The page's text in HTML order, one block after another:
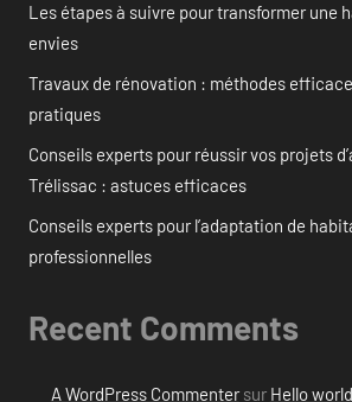
Les étapes à suivre pour transformer une
envies
Travaux de rénovation : méthodes
pratiques
Conseils experts pour réussir vos projets
Trélissac : astuces efficaces
Conseils experts pour l’adaptation de
professionnelles
Recent Comments
A WordPress Commentersur Hello